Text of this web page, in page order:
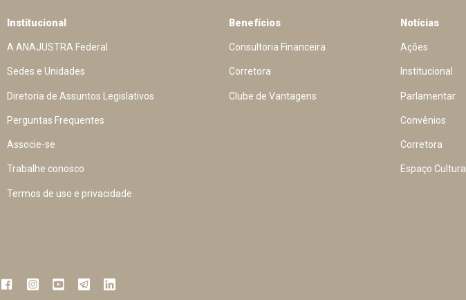
Institucional
A ANAJUSTRA Federal
Sedes e Unidades
Diretoria de Assuntos Legislativos
Perguntas Frequentes
Associe-se
Trabalhe conosco
Termos de uso e privacidade
Benefícios
Consultoria Financeira
Corretora
Clube de Vantagens
Notícias
Ações
Institucional
Parlamentar
Convênios
Corretora
Espaço Cultural